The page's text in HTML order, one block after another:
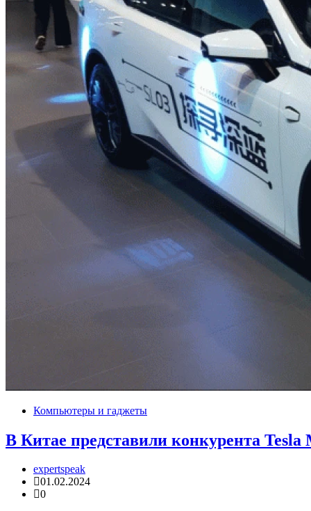
Компьютеры и гаджеты
В Китае представили конкурента Tesla
expertspeak
01.02.2024
0